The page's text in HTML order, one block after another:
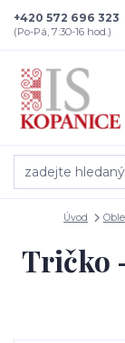
+420 572 696 323
(Po-Pá, 7:30-16 hod.)
Úvod
Tričko